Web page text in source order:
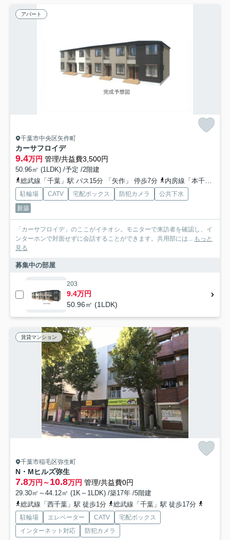
アパート
千葉市中央区矢作町
カーサフロイデ
9.4万円 管理/共益費3,500円
50.96㎡ (1LDK) /予定 /2階建
総武線「千葉」駅 バス15分 「矢作」 停歩7分
内房線「本千葉」駅 徒歩27分
駐輪場 CATV 宅配ボックス 防犯カメラ
公共下水
新築
「カーサフロイデ」のここがイチオシ。モニターで来訪者を確認し、イ
ンターホンで対面せずに会話することができます。共用部には... もっと
見る
募集中の部屋
203
9.4万円
50.96㎡ (1LDK)
賃貸マンション
千葉市稲毛区弥生町
N・Mヒルズ弥生
7.8万円～10.8万円 管理/共益費0円
29.30㎡～44.12㎡ (1K～1LDK) /築17年 /5階建
総武線「西千葉」駅 徒歩1分
総武線「千葉」駅 徒歩17分
駐輪場 エレベーター CATV
宅配ボックス
インターネット対応
防犯カメラ